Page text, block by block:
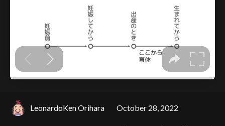
LeonardoKen Orihara October 28, 2022